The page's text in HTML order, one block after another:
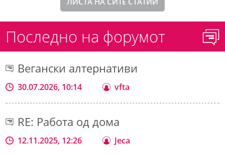
Последно на форумот
Вегански алтернативи
30.07.2026, 10:14 vfta
RE: Работа од дома
12.11.2025, 12:26 Jeca